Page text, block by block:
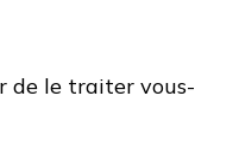
de le traiter vous-